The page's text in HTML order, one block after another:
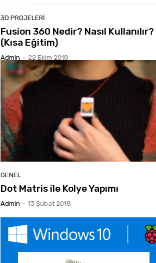
3D PROJELERI
Fusion 360 Nedir? Nasıl Kullanılır?
(Kısa Eğitim)
Admin - 22 Ekim 2018
GENEL
Dot Matris ile Kolye Yapımı
Admin - 13 Şubat 2018